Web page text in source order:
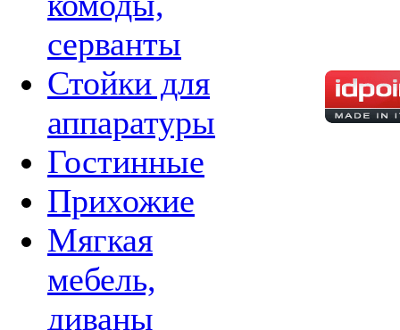
серванты
Стойки для
аппаратуры
Гостинные
Прихожие
Мягкая
мебель,
диваны